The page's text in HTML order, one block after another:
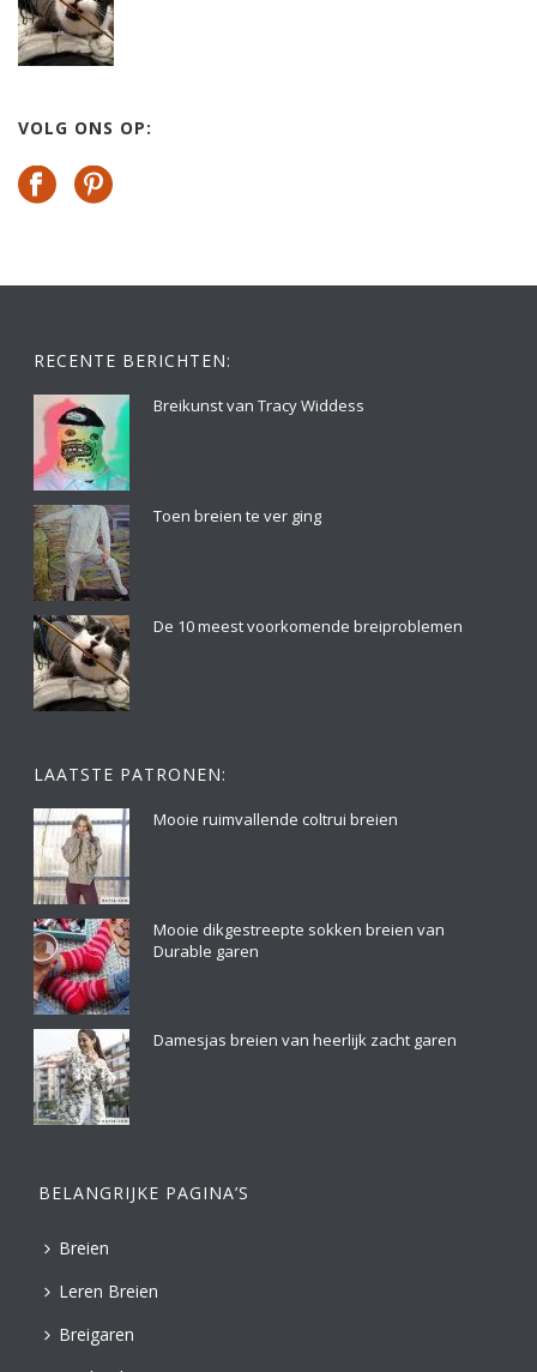
VOLG ONS OP:
RECENTE BERICHTEN:
Breikunst van Tracy Widdess
Toen breien te ver ging
De 10 meest voorkomende breiproblemen
LAATSTE PATRONEN:
Mooie ruimvallende coltrui breien
Mooie dikgestreepte sokken breien van
Durable garen
Damesjas breien van heerlijk zacht garen
BELANGRIJKE PAGINA’S
Breien
Leren Breien
Breigaren